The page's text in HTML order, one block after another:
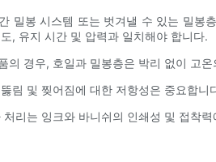
밀봉 시스템 또는 벗겨낼 수 있는 밀봉
, 유지 시간 및 압력과 일치해야 합니다.
의 경우, 호일과 밀봉층은 박리 없이 고
림 및 찢어짐에 대한 저항성은 중요합니
리는 잉크와 바니쉬의 인쇄성 및 접착